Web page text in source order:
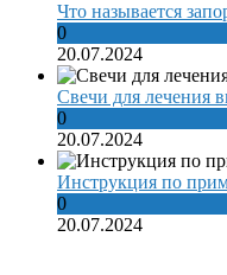
Что называется
0
20.07.2024
Свечи для лечения
0
20.07.2024
Инструкция по
0
20.07.2024